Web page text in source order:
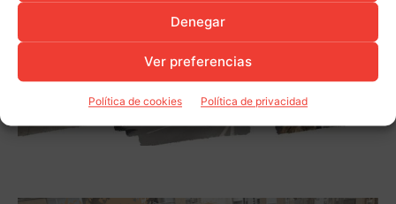
Denegar
Ver preferencias
Política de cookies Política de privacidad